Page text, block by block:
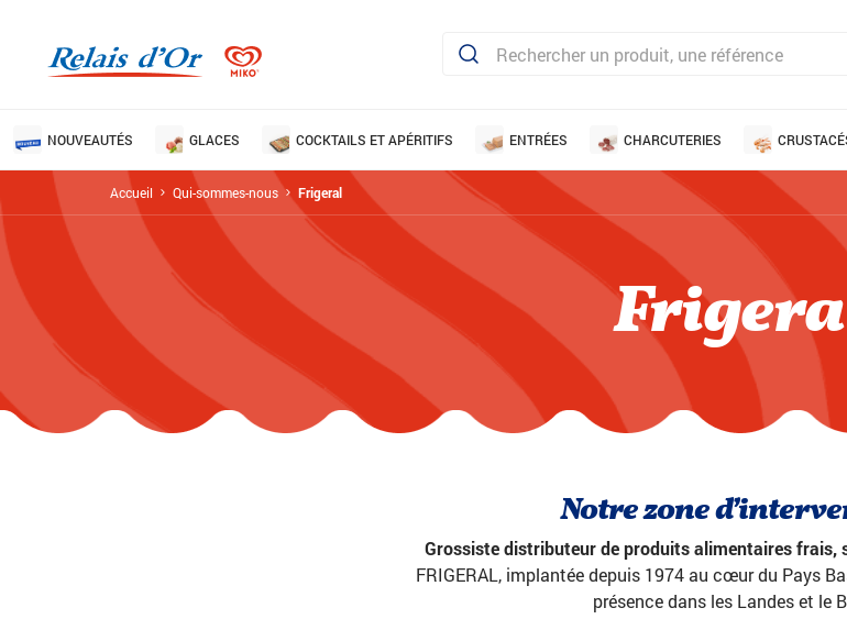
NOUVEAUTÉS GLACES COCKTAILS ET APÉRITIFS ENTRÉES CHARCUTERIES
Accueil Qui-sommes-nous Frigeral
Notre zone
Grossiste distributeur de produits alimentaires frais,
FRIGERAL, implantée depuis 1974 au cœur du Pays
présence dans les Landes et le